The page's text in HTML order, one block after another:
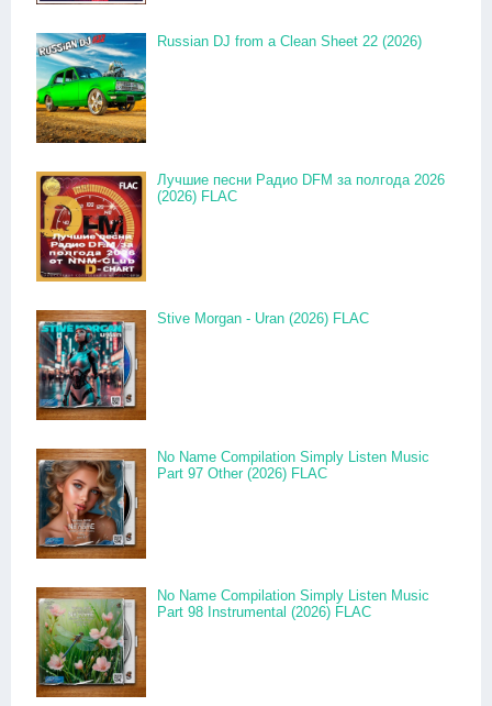
Russian DJ from a Clean Sheet 22 (2026)
Лучшие песни Радио DFM за полгода 2026
(2026) FLAC
Stive Morgan - Uran (2026) FLAC
No Name Compilation Simply Listen Music
Part 97 Other (2026) FLAC
No Name Compilation Simply Listen Music
Part 98 Instrumental (2026) FLAC